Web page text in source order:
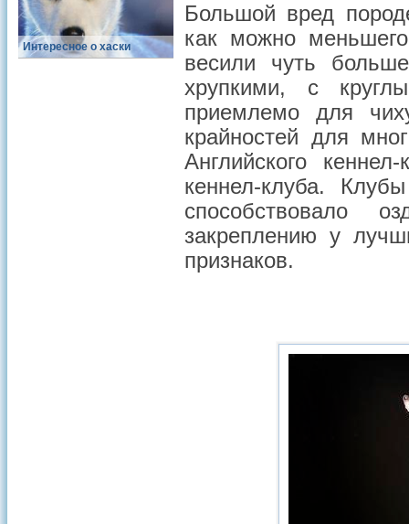
Интересное о хаски
Большой вред
как можно
весили чуть
хрупкими, с
приемлемо для
крайностей для
Английского
кеннел-клуба.
способствовало
закреплению у
признаков.